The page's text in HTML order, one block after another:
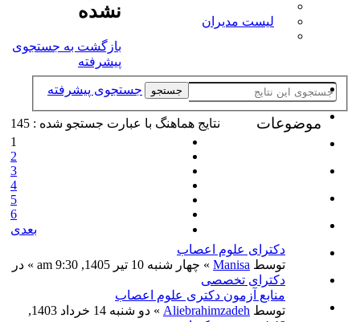
لیست مدیران
نشده
بازگشت به جستجوی
پیشرفته
جستجو جستجوی پیشرفته
نتايج هماهنگ با عبارت جستجو شده : 145
1
2
3
4
5
6
بعدی
موضوعات
دکترای علوم اعصاب
توسط Manisa » چهار شنبه 10 تیر 1405, 9:30 am » در
دکترای تخصصی
منابع آزمون دکتری علوم اعصاب
توسط Aliebrahimzadeh
» دو شنبه 14 خرداد 1403,